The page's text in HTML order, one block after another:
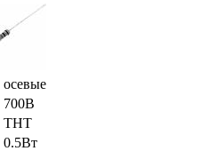
осевые
700В
THT
0.5Вт